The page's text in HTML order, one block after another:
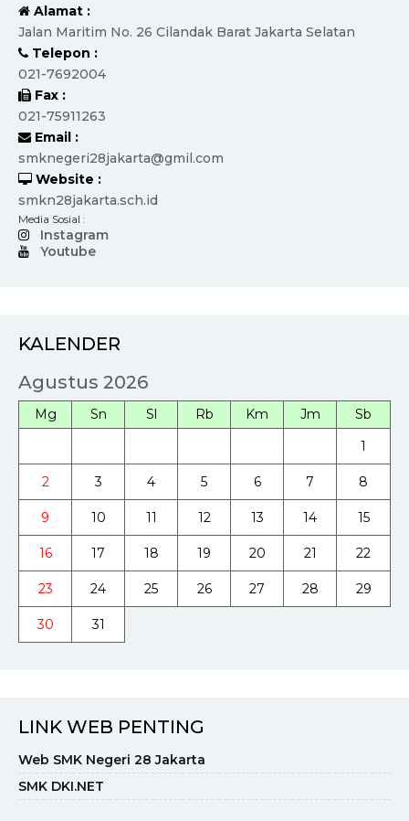
Alamat :
Jalan Maritim No. 26 Cilandak Barat Jakarta Selatan
Telepon :
021-7692004
Fax :
021-75911263
Email :
smknegeri28jakarta@gmil.com
Website :
smkn28jakarta.sch.id
Media Sosial :
Instagram
Youtube
KALENDER
Agustus 2026
Mg Sn Sl Rb Km Jm
Sb
1
2 3 4 5 6 7 8
9 10 11 12 13 14 15
16 17 18 19 20 21 22
23 24 25 26 27 28 29
30 31
LINK WEB PENTING
Web SMK Negeri 28 Jakarta
SMK DKI.NET